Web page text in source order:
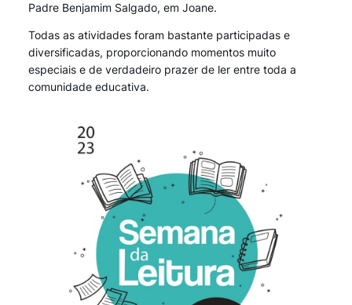
Padre Benjamim Salgado, em Joane.
Todas as atividades foram bastante participadas e
diversificadas, proporcionando momentos muito
especiais e de verdadeiro prazer de ler entre toda a
comunidade educativa.